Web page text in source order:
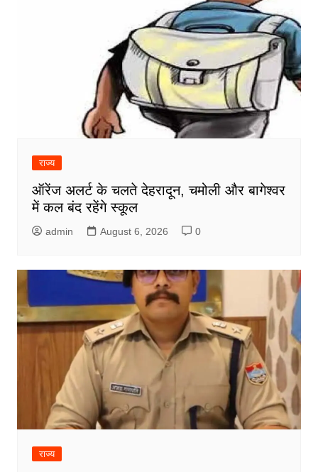
राज्य
ऑरेंज अलर्ट के चलते देहरादून, चमोली और बागेश्वर
में कल बंद रहेंगे स्कूल
admin August 6, 2026 0
राज्य